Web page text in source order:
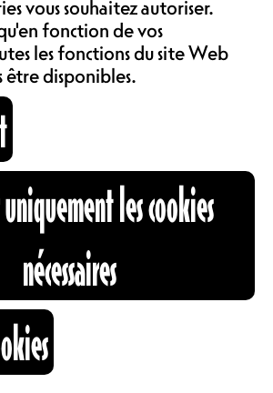
& TARIFS
personnes
notre région font de
chantent ou dansent. Ce
au public de
diversité artistique des
dans notre
DES CONCERTS
KALOMANGO
VOL AU VENT
HEART & SOUL
PROFFA
EL SWINKA
vous souhaitez autoriser.
fonction de vos
les fonctions du site Web
être disponibles.
les cookies
nécessaires